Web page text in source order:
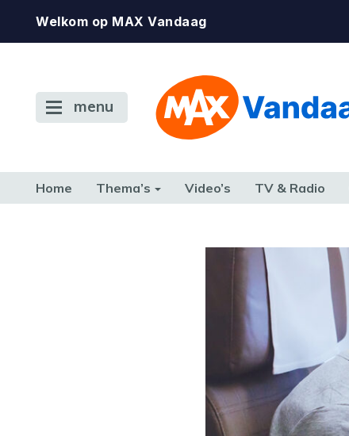
Welkom op MAX Vandaag
menu
Home Thema’s Video’s TV & Radio